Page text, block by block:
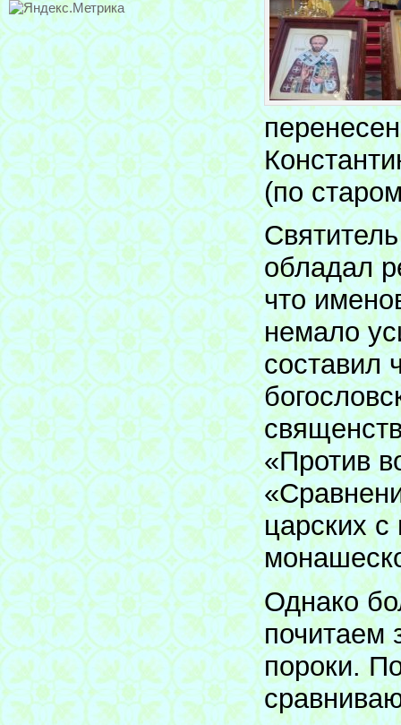
(по
обладал
что
немало
составил
«Против
царских
Однако
почитаем
пороки.